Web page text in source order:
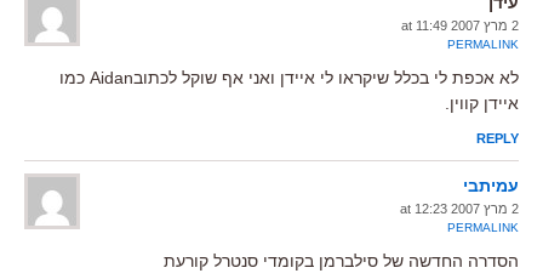
2 מרץ 2007 at 11:49
PERMALINK
לא אכפת לי בכלל שיקראו לי איידן ואני אף שוקל לכתובAidan כמו
איידן קווין.
REPLY
עמיתבי
2 מרץ 2007 at 12:23
PERMALINK
הסדרה החדשה של סילברמן בקומדי סנטרל קורעת